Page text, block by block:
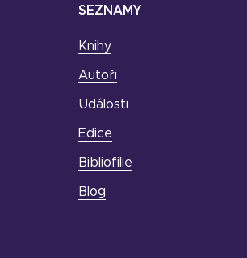
SEZNAMY
Knihy
Autoři
Události
Edice
Bibliofilie
Blog